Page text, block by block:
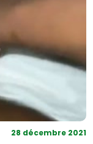
28 décembre 2021